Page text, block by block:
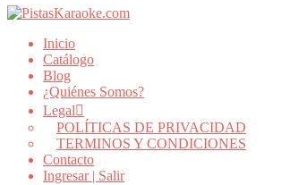
Inicio
Catálogo
Blog
¿Quiénes Somos?
Legal
POLÍTICAS DE PRIVACIDAD
TERMINOS Y CONDICIONES
Contacto
Ingresar | Salir